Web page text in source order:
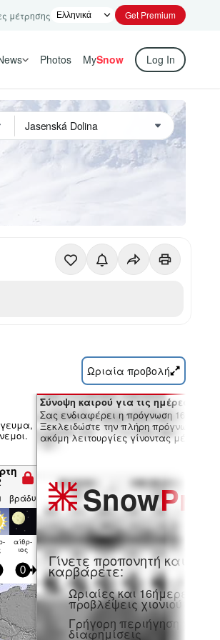
μέτρησης Get Premium
Photos MySnow Log In
Ωριαία προβολή
βράδυ
αίθρ­
ιος
0
Σύνοψη καιρού για τις ημέρες 7-16:
Σας ενδιαφέρει η πρόγνωση 16
Ξεκλειδώστε την πλήρη πρόγνωση
ακόμη λειτουργίες γίνοντας μέλος
SnowPro
Γίνετε προπονητή και
καρβάρετε:
Ωριαίες και 16ήμερες
προβλέψεις χιονιού
Γρήγορη περιήγηση χωρίς
διαφημίσεις